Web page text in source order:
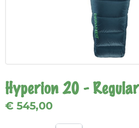
Hyperion 20 - Regular
€ 545,00